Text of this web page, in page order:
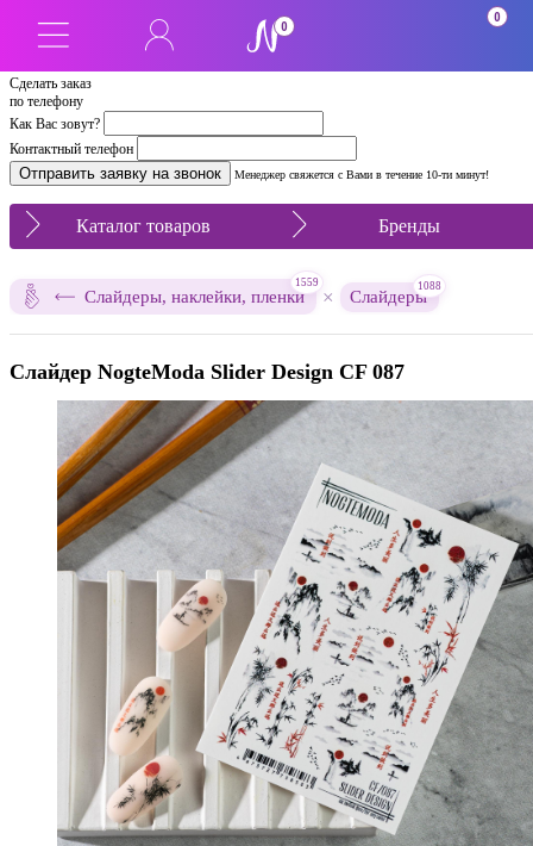
Сделать заказ
по телефону
Как Вас зовут?
Контактный телефон
Менеджер свяжется с Вами в течение 10-ти минут!
0
0
Каталог товаров Бренды
Слайдеры, наклейки, пленки
1559
× Слайдеры
1088
Слайдер NogteModa Slider Design CF 087